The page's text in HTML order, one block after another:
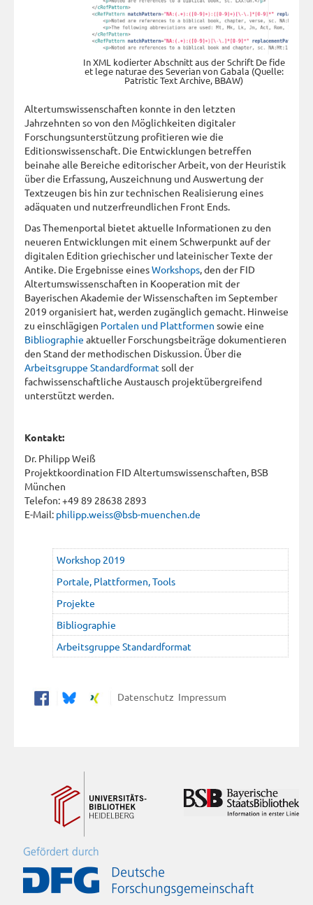
In XML kodierter Abschnitt aus der Schrift De fide
et lege naturae des Severian von Gabala (Quelle:
Patristic Text Archive, BBAW)
Altertumswissenschaften konnte in den letzten
Jahrzehnten so von den Möglichkeiten digitaler
Forschungsunterstützung profitieren wie die
Editionswissenschaft. Die Entwicklungen betreffen
beinahe alle Bereiche editorischer Arbeit, von der Heuristik
über die Erfassung, Auszeichnung und Auswertung der
Textzeugen bis hin zur technischen Realisierung eines
adäquaten und nutzerfreundlichen Front Ends.
Das Themenportal bietet aktuelle Informationen zu den
neueren Entwicklungen mit einem Schwerpunkt auf der
digitalen Edition griechischer und lateinischer Texte der
Antike. Die Ergebnisse einesWorkshops, den der FID
Altertumswissenschaften in Kooperation mit der
Bayerischen Akademie der Wissenschaften im September
2019 organisiert hat, werden zugänglich gemacht. Hinweise
zu einschlägigen Portalen und Plattformen sowie eine
Bibliographie aktueller Forschungsbeiträge dokumentieren
den Stand der methodischen Diskussion. Über die
Arbeitsgruppe Standardformatsoll der
fachwissenschaftliche Austausch projektübergreifend
unterstützt werden.
Kontakt:
Dr. Philipp Weiß
Projektkoordination FID Altertumswissenschaften, BSB
München
Telefon: +49 89 28638 2893
E-Mail: philipp.weiss@bsb-muenchen.de
Workshop 2019
Portale, Plattformen, Tools
Projekte
Bibliographie
Arbeitsgruppe Standardformat
Datenschutz Impressum